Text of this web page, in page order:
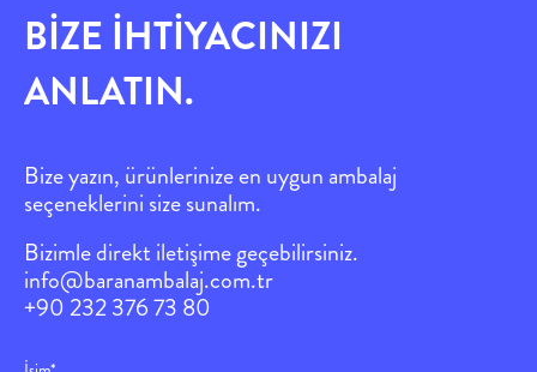
BİZE İHTİYACINIZI
ANLATIN.
Bize yazın, ürünlerinize en uygun ambalaj
seçeneklerini size sunalım.
Bizimle direkt iletişime geçebilirsiniz.
info@baranambalaj.com.tr
+90 232 376 73 80